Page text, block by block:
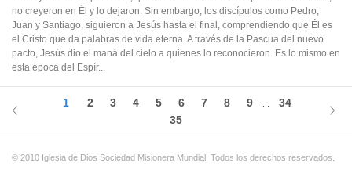
no creyeron en Él y lo dejaron. Sin embargo, los discípulos como Pedro,
Juan y Santiago, siguieron a Jesús hasta el final, comprendiendo que Él es
el Cristo que da palabras de vida eterna. A través de la Pascua del nuevo
pacto, Jesús dio el maná del cielo a quienes lo reconocieron. Es lo mismo en
esta época del Espír...
1 2 3 4 5 6 7 8 9
34
35
© 2010 Iglesia de Dios Sociedad Misionera Mundial. Todos los derechos reservados.